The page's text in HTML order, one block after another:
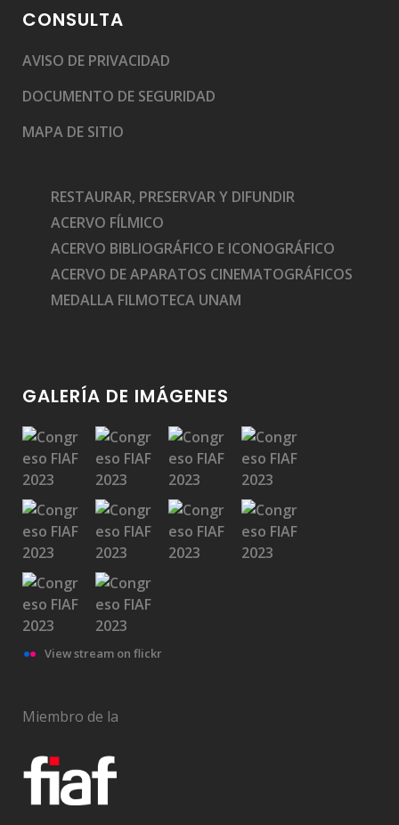
CONSULTA
AVISO DE PRIVACIDAD
DOCUMENTO DE SEGURIDAD
MAPA DE SITIO
RESTAURAR, PRESERVAR Y DIFUNDIR
ACERVO FÍLMICO
ACERVO BIBLIOGRÁFICO E ICONOGRÁFICO
ACERVO DE APARATOS CINEMATOGRÁFICOS
MEDALLA FILMOTECA UNAM
GALERÍA DE IMÁGENES
View stream on flickr
Miembro de la